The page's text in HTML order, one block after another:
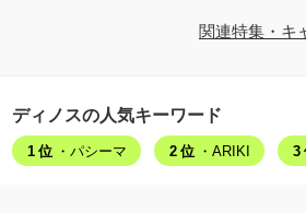
関連特集・キ
ディノスの人気キーワード
1位 ・パシーマ 2位 ・ARIKI 3